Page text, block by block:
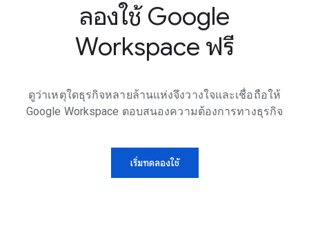
ลองใช้ Google
Workspace ฟรี
ดูว่าเหตุใดธุรกิจหลายล้านแห่งจึงวางใจและเชื่อถือให้
Google Workspace ตอบสนองความต้องการทางธุรกิจ
เริ่มทดลองใช้